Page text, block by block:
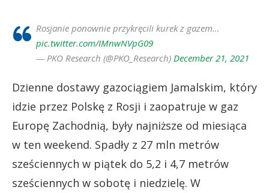
Rosjanie ponownie przykręcili kurek z gazem…
pic.twitter.com/IMnwNVpG09
— PKO Research (@PKO_Research) December 21, 2021
Dzienne dostawy gazociągiem Jamalskim, który
idzie przez Polskę z Rosji i zaopatruje w gaz
Europę Zachodnią, były najniższe od miesiąca
w ten weekend. Spadły z 27 mln metrów
sześciennych w piątek do 5,2 i 4,7 metrów
sześciennych w sobotę i niedzielę. W